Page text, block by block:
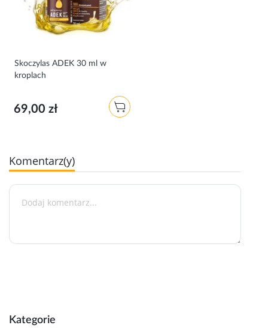
Skoczylas ADEK 30 ml w
kroplach
69,00 zł
Komentarz(y)
Kategorie